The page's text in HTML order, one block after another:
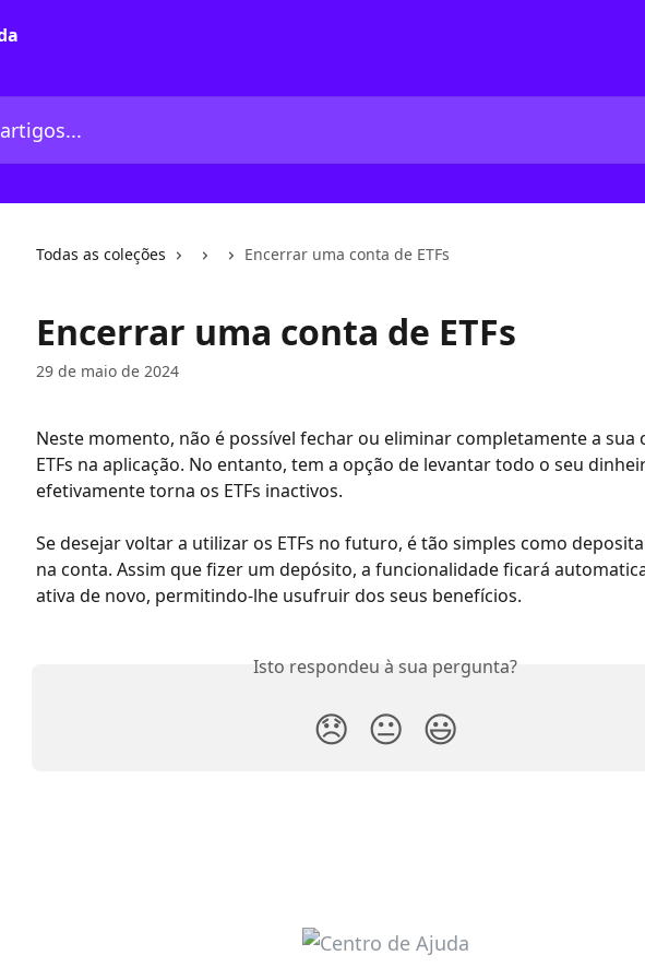
Todas as coleções Encerrar uma conta de ETFs
Encerrar uma conta de ETFs
29 de maio de 2024
Neste momento, não é possível fechar ou eliminar completamente a sua
ETFs na aplicação. No entanto, tem a opção de levantar todo o seu
efetivamente torna os ETFs inactivos.
Se desejar voltar a utilizar os ETFs no futuro, é tão simples como
na conta. Assim que fizer um depósito, a funcionalidade ficará
ativa de novo, permitindo-lhe usufruir dos seus benefícios.
Isto respondeu à sua pergunta?
😞 😐 😃